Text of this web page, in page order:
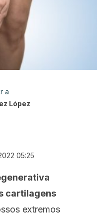
a
López
05:25
cartilagens
extremos